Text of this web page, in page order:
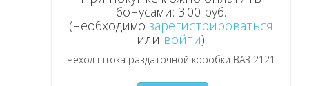
бонусами: 3.00 руб.
(необходимо зарегистрироваться
или войти)
Чехол штока раздаточной коробки ВАЗ 2121